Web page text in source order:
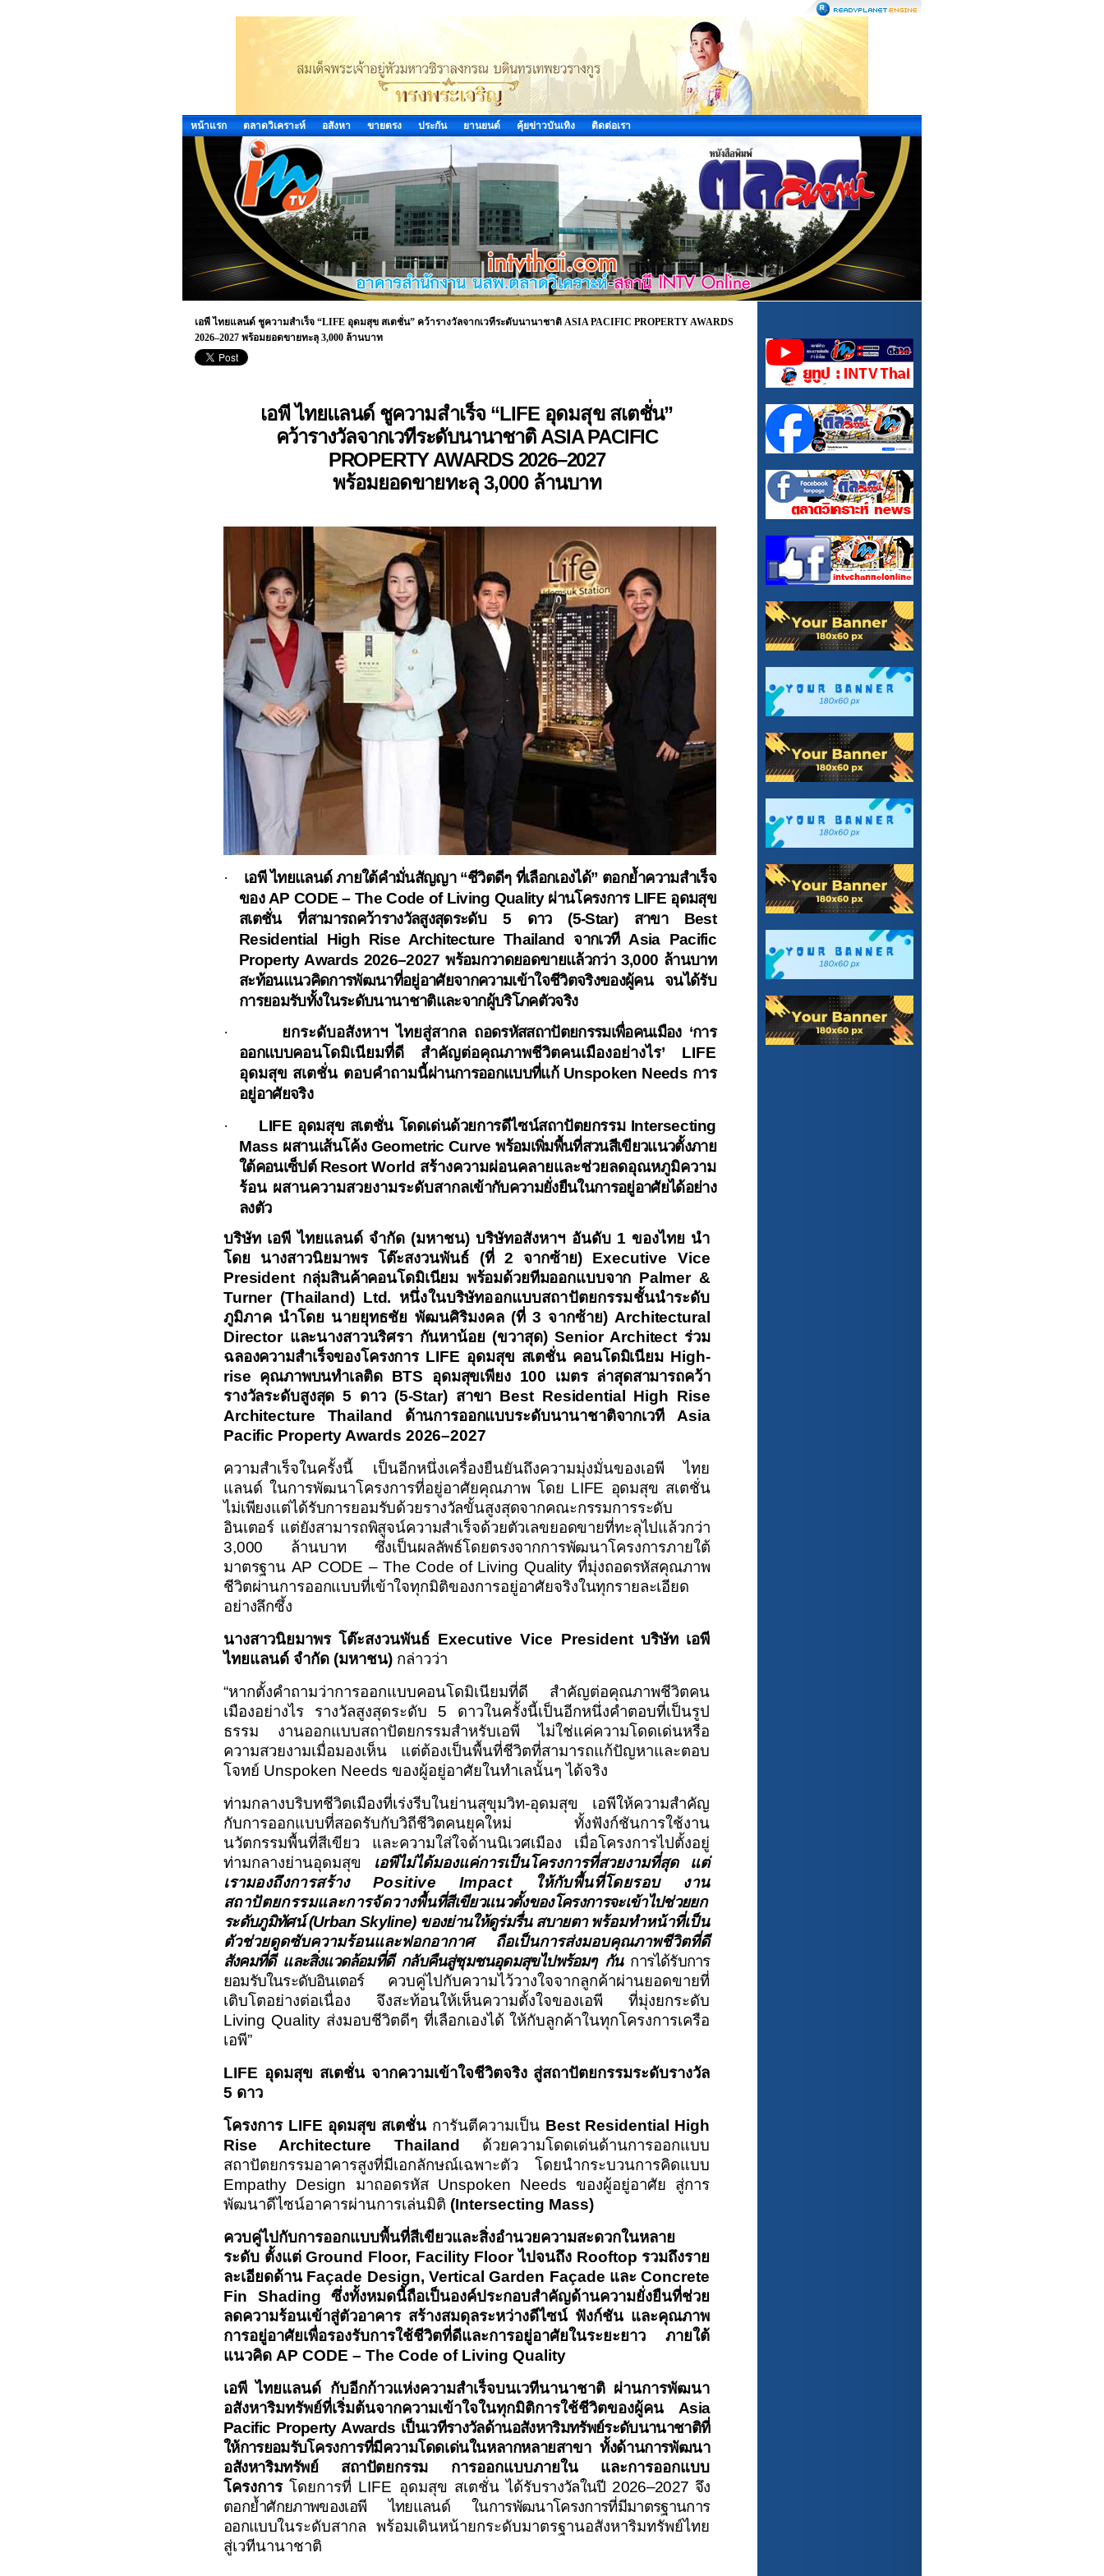
หน้าแรก ตลาดวิเคราะห์ อสังหา ขายตรง ประกัน ยานยนต์ คุ้ยข่าวบันเทิง ติดต่อเรา
เอพี ไทยแลนด์ ชูความสำเร็จ “LIFE อุดมสุข สเตชั่น” คว้ารางวัลจากเวทีระดับนานาชาติ ASIA PACIFIC PROPERTY AWARDS
2026–2027 พร้อมยอดขายทะลุ 3,000 ล้านบาท
เอพี ไทยแลนด์ ชูความสำเร็จ “LIFE อุดมสุข สเตชั่น”
คว้ารางวัลจากเวทีระดับนานาชาติ ASIA PACIFIC
PROPERTY AWARDS 2026–2027
พร้อมยอดขายทะลุ 3,000 ล้านบาท
·
เอพี ไทยแลนด์ ภายใต้คำมั่นสัญญา “ชีวิตดีๆ ที่เลือกเองได้” ตอกย้ำความสำเร็จ
ของ AP CODE – The Code of Living Quality ผ่านโครงการ LIFE อุดมสุข
สเตชั่น ที่สามารถคว้ารางวัลสูงสุดระดับ 5 ดาว (5-Star) สาขา Best
Residential High Rise Architecture Thailand จากเวที Asia Pacific
Property Awards 2026–2027พร้อมกวาดยอดขายแล้วกว่า 3,000 ล้านบาท
สะท้อนแนวคิดการพัฒนาที่อยู่อาศัยจากความเข้าใจชีวิตจริงของผู้คน จนได้รับ
การยอมรับทั้งในระดับนานาชาติและจากผู้บริโภคตัวจริง
·
ยกระดับอสังหาฯ ไทยสู่สากล ถอดรหัสสถาปัตยกรรมเพื่อคนเมือง ‘การ
ออกแบบคอนโดมิเนียมที่ดี สำคัญต่อคุณภาพชีวิตคนเมืองอย่างไร’ LIFE
อุดมสุข สเตชั่น ตอบคำถามนี้ผ่านการออกแบบที่แก้ Unspoken Needs การ
อยู่อาศัยจริง
·
LIFE อุดมสุข สเตชั่น โดดเด่นด้วยการดีไซน์สถาปัตยกรรม Intersecting
Mass ผสานเส้นโค้ง Geometric Curveพร้อมเพิ่มพื้นที่สวนสีเขียวแนวตั้งภาย
ใต้คอนเซ็ปต์ Resort World สร้างความผ่อนคลายและช่วยลดอุณหภูมิความ
ร้อน ผสานความสวยงามระดับสากลเข้ากับความยั่งยืนในการอยู่อาศัยได้อย่าง
ลงตัว
บริษัท เอพี ไทยแลนด์ จำกัด (มหาชน) บริษัทอสังหาฯ อันดับ 1 ของไทย นำ
โดย
นางสาวนิยมาพร โต๊ะสงวนพันธ์ (ที่ 2 จากซ้าย) Executive Vice
President กลุ่มสินค้าคอนโดมิเนียม พร้อมด้วยทีมออกแบบจาก Palmer &
Turner (Thailand) Ltd. หนึ่งในบริษัทออกแบบสถาปัตยกรรมชั้นนำระดับ
ภูมิภาค นำโดย นายยุทธชัย พัฒนศิริมงคล (ที่3 จากซ้าย) Architectural
Director และนางสาวนริศรา กันหาน้อย (ขวาสุด)Senior Architect ร่วม
ฉลองความสำเร็จของโครงการLIFE อุดมสุข สเตชั่น คอนโดมิเนียมHigh-
rise คุณภาพบนทำเลติด BTS อุดมสุขเพียง 100 เมตร ล่าสุดสามารถคว้า
รางวัลระดับสูงสุด5 ดาว (5-Star) สาขา Best Residential High Rise
Architecture Thailand
ด้านการออกแบบระดับนานาชาติจากเวทีAsia
Pacific Property Awards 2026–2027
ความสำเร็จในครั้งนี้ เป็นอีกหนึ่งเครื่องยืนยันถึงความมุ่งมั่นของเอพี ไทย
แลนด์ ในการพัฒนาโครงการที่อยู่อาศัยคุณภาพ โดย LIFE อุดมสุข สเตชั่น
ไม่เพียงแต่ได้รับการยอมรับด้วยรางวัลขั้นสูงสุดจากคณะกรรมการระดับ
อินเตอร์ แต่ยังสามารถพิสูจน์ความสำเร็จด้วยตัวเลขยอดขายที่ทะลุไปแล้วกว่า
3,000 ล้านบาท ซึ่งเป็นผลลัพธ์โดยตรงจากการพัฒนาโครงการภายใต้
มาตรฐาน AP CODE – The Code of Living Qualityที่มุ่งถอดรหัสคุณภาพ
ชีวิตผ่านการออกแบบที่เข้าใจทุกมิติของการอยู่อาศัยจริงในทุกรายละเอียด
อย่างลึกซึ้ง
นางสาวนิยมาพร โต๊ะสงวนพันธ์ Executive Vice Presidentบริษัท เอพี
ไทยแลนด์ จำกัด (มหาชน) กล่าวว่า
“หากตั้งคำถามว่าการออกแบบคอนโดมิเนียมที่ดี สำคัญต่อคุณภาพชีวิตคน
เมืองอย่างไร รางวัลสูงสุดระดับ 5 ดาวในครั้งนี้เป็นอีกหนึ่งคำตอบที่เป็นรูป
ธรรม งานออกแบบสถาปัตยกรรมสำหรับเอพี ไม่ใช่แค่ความโดดเด่นหรือ
ความสวยงามเมื่อมองเห็น แต่ต้องเป็นพื้นที่ชีวิตที่สามารถแก้ปัญหาและตอบ
โจทย์ Unspoken Needs ของผู้อยู่อาศัยในทำเลนั้นๆ ได้จริง
ท่ามกลางบริบทชีวิตเมืองที่เร่งรีบในย่านสุขุมวิท-อุดมสุข เอพีให้ความสำคัญ
กับการออกแบบที่สอดรับกับวิถีชีวิตคนยุคใหม่ ทั้งฟังก์ชันการใช้งาน
นวัตกรรมพื้นที่สีเขียว และความใส่ใจด้านนิเวศเมือง เมื่อโครงการไปตั้งอยู่
ท่ามกลางย่านอุดมสุข
เอพีไม่ได้มองแค่การเป็นโครงการที่สวยงามที่สุด แต่
เรามองถึงการสร้าง Positive Impact
ให้กับพื้นที่โดยรอบ งาน
สถาปัตยกรรมและการจัดวางพื้นที่สีเขียวแนวตั้งของโครงการจะเข้าไปช่วยยก
ระดับภูมิทัศน์ (Urban Skyline) ของย่านให้ดูร่มรื่น สบายตาพร้อมทำหน้าที่เป็น
ตัวช่วยดูดซับความร้อนและฟอกอากาศ ถือเป็นการส่งมอบคุณภาพชีวิตที่ดี
สังคมที่ดี และสิ่งแวดล้อมที่ดี กลับคืนสู่ชุมชนอุดมสุขไปพร้อมๆ กันการได้รับการ
ยอมรับในระดับอินเตอร์ควบคู่ไปกับความไว้วางใจจากลูกค้าผ่านยอดขายที่
เติบโตอย่างต่อเนื่อง จึงสะท้อนให้เห็นความตั้งใจของเอพี ที่มุ่งยกระดับ
Living Quality ส่งมอบชีวิตดีๆ ที่เลือกเองได้ ให้กับลูกค้าในทุกโครงการเครือ
เอพี”
LIFE อุดมสุข สเตชั่น จากความเข้าใจชีวิตจริง สู่สถาปัตยกรรมระดับรางวัล
5 ดาว
โครงการ LIFE อุดมสุข สเตชั่น การันตีความเป็น Best Residential High
Rise Architecture Thailand
ด้วยความโดดเด่นด้านการออกแบบ
สถาปัตยกรรมอาคารสูงที่มีเอกลักษณ์เฉพาะตัว โดยนำกระบวนการคิดแบบ
Empathy Design มาถอดรหัส Unspoken Needsของผู้อยู่อาศัย สู่การ
พัฒนาดีไซน์อาคารผ่านการเล่นมิติ (Intersecting Mass)
ควบคู่ไปกับการออกแบบพื้นที่สีเขียวและสิ่งอำนวยความสะดวกในหลาย
ระดับ ตั้งแต่Ground Floor, Facility Floorไปจนถึง Rooftop รวมถึงราย
ละเอียดด้าน Façade Design, Vertical Garden Façade และConcrete
Fin Shadingซึ่งทั้งหมดนี้ถือเป็นองค์ประกอบสำคัญด้านความยั่งยืนที่ช่วย
ลดความร้อนเข้าสู่ตัวอาคาร สร้างสมดุลระหว่างดีไซน์ ฟังก์ชัน และคุณภาพ
การอยู่อาศัยเพื่อรองรับการใช้ชีวิตที่ดีและการอยู่อาศัยในระยะยาว ภายใต้
แนวคิด AP CODE – The Code of Living Quality
เอพี ไทยแลนด์ กับอีกก้าวแห่งความสำเร็จบนเวทีนานาชาติ ผ่านการพัฒนา
อสังหาริมทรัพย์ที่เริ่มต้นจากความเข้าใจในทุกมิติการใช้ชีวิตของผู้คน Asia
Pacific Property Awards เป็นเวทีรางวัลด้านอสังหาริมทรัพย์ระดับนานาชาติที่
ให้การยอมรับโครงการที่มีความโดดเด่นในหลากหลายสาขา ทั้งด้านการพัฒนา
อสังหาริมทรัพย์ สถาปัตยกรรมการออกแบบภายใน และการออกแบบ
โครงการโดยการที่ LIFE อุดมสุข สเตชั่นได้รับรางวัลในปี 2026–2027 จึง
ตอกย้ำศักยภาพของเอพี ไทยแลนด์ ในการพัฒนาโครงการที่มีมาตรฐานการ
ออกแบบในระดับสากล พร้อมเดินหน้ายกระดับมาตรฐานอสังหาริมทรัพย์ไทย
สู่เวทีนานาชาติ